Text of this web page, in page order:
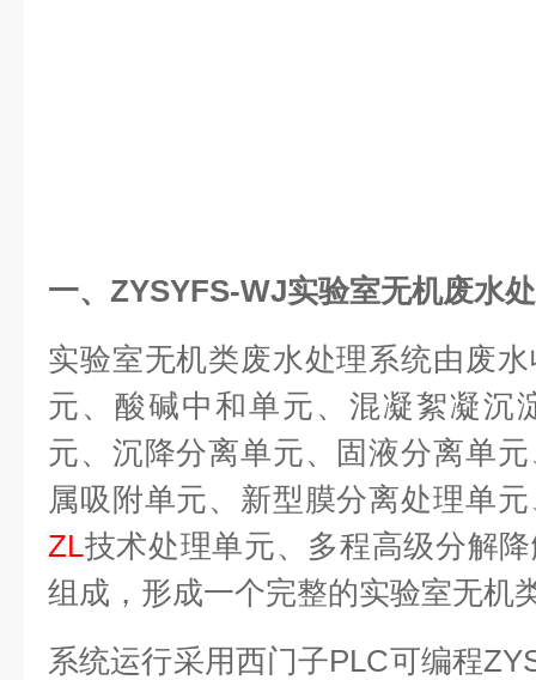
一、 ZYSYFS-WJ实验室无机废水
实验室无机类废水处理系统由废
元、酸碱中和单元、混凝絮凝沉
元、沉降分离单元、固液分离单
属吸附单元、新型膜分离处理单
ZL技术处理单元、多程高级分解
组成，形成一个完整的实验室无机
系统运行采用西门子PLC可编程